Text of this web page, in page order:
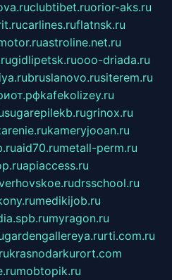
clubtibet.ruorior-aks.ru
carlines.ruflatnsk.ru
astroline.net.ru
gidlipetsk.ruooo-driada.ru
bruslanovo.rusiterem.ru
kafekolizey.ru
sugarepilekb.rugrinox.ru
kameryjooan.ru
aid70.rumetall-perm.ru
apiaccess.ru
drsschool.ru
medikijob.ru
myragon.ru
gardengallereya.rurti.com.ru
krasnodarkurort.com
mobtopik.ru